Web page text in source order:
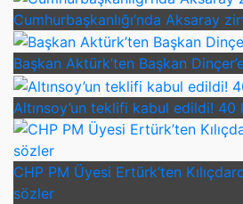
Cumhurbaşkanlığı’nda Aksaray
Başkan Aktürk’ten Başkan
Altınsoy’un teklifi kabul edildi! 40
CHP PM Üyesi Ertürk’ten
sözler